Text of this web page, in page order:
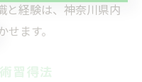
と経験は、神奈川県内
ます。
習得法
ちら